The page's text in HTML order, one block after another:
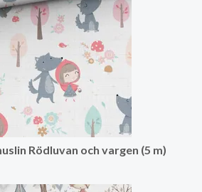
Rödluvan och vargen (5 m)